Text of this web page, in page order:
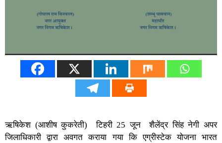
ऋषिकेश (आशीष कुकरेती) टिहरी 25 जून शैलेंद्र सिंह नेगी अपर
जिलाधिकारी द्वारा अवगत कराया गया कि एग्रीस्टेक योजना भारत